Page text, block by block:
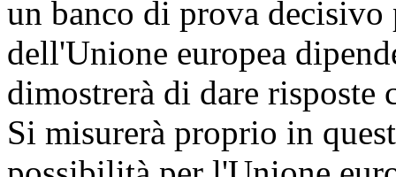
un banco di prova
dell'Unione europea
dimostrerà di dare risposte
Si misurerà proprio in